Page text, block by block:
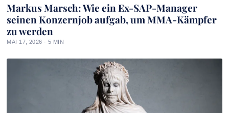
Markus Marsch: Wie ein Ex-SAP-Manager
seinen Konzernjob aufgab, um MMA-Kämpfer
zu werden
MAI 17, 2026 · 5 MIN